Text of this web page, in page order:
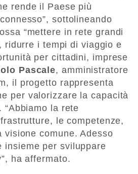
rende il Paese più
sottolineando
“mettere in rete grandi
ridurre i tempi di viaggio e
per cittadini, imprese
Pascale, amministratore
il progetto rappresenta
per valorizzare la capacità
la rete
le competenze,
visione comune. Adesso
insieme per sviluppare
ha affermato.